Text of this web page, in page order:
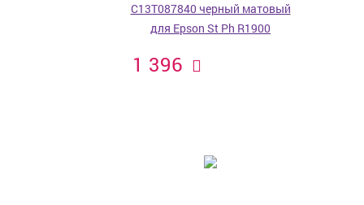
C13T087840 черный матовый
для Epson St Ph R1900
1 396